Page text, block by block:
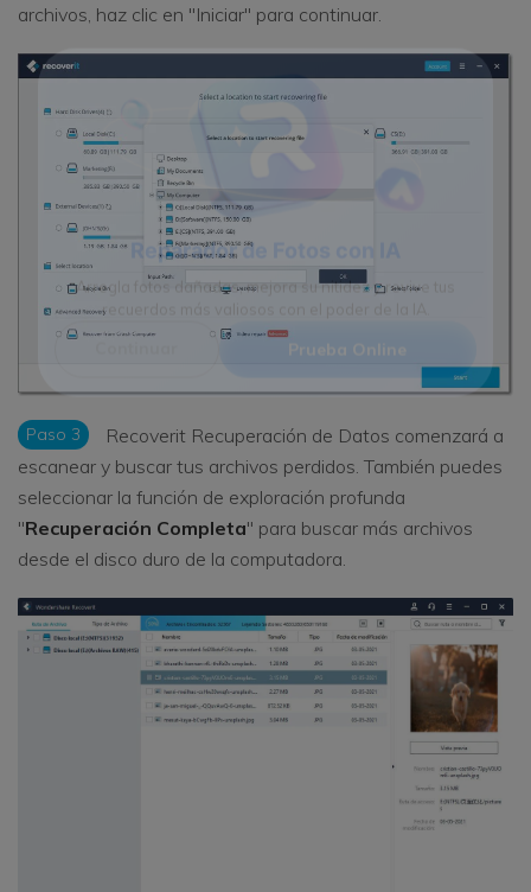
Reparador de Fotos con IA
Arregla fotos dañadas, mejora su nitidez y revive tus
recuerdos más valiosos con el poder de la IA.
Continuar
archivos, haz clic en "Iniciar" para continuar.
Paso 3
Recoverit Recuperación de Datos comenzará a
escanear y buscar tus archivos perdidos. También puedes
seleccionar la función de exploración profunda
"Recuperación Completa" para buscar más archivos
desde el disco duro de la computadora.